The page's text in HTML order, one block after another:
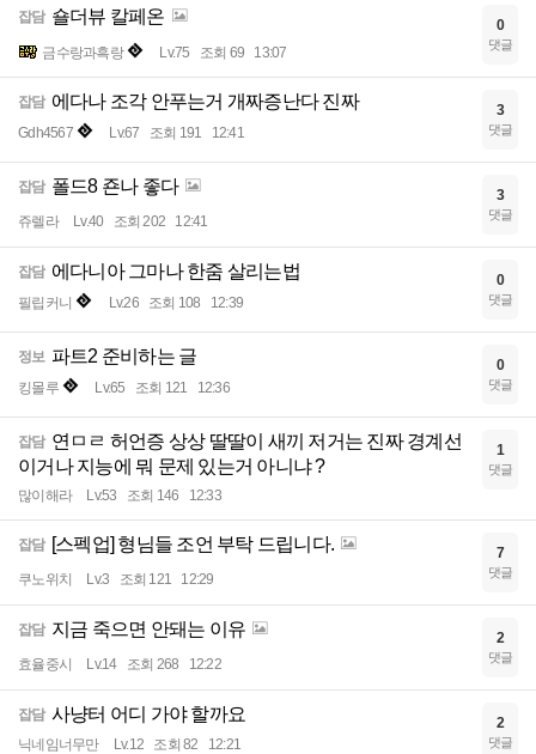
잡담 숄더뷰 칼페온
금수랑과흑랑 Lv.75 조회 69 13:07
0
댓글
잡담 에다나 조각 안푸는거 개짜증난다 진짜
Gdh4567 Lv.67 조회 191 12:41
3
댓글
잡담 폴드8 죤나 좋다
쥬렐라 Lv.40 조회 202 12:41
3
댓글
잡담 에다니아 그마나 한줌 살리는법
필립커니 Lv.26 조회 108 12:39
0
댓글
정보 파트2 준비하는 글
킹몰루 Lv.65 조회 121 12:36
0
댓글
잡담 연ㅁㄹ 허언증 상상 딸딸이 새끼 저거는 진짜 경계선
이거나 지능에 뭐 문제 있는거 아니냐 ?
많이해라 Lv.53 조회 146 12:33
1
댓글
잡담 [스펙업] 형님들 조언 부탁 드립니다.
쿠노위치 Lv.3 조회 121 12:29
7
댓글
잡담 지금 죽으면 안돼는 이유
효율중시 Lv.14 조회 268 12:22
2
댓글
잡담 사냥터 어디 가야 할까요
닉네임너무만 Lv.12 조회 82 12:21
2
댓글